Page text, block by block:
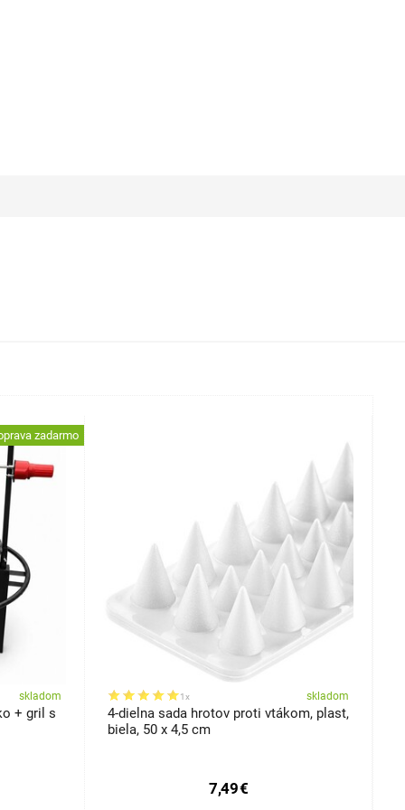
zadarmo
skladom
+ gril s
1x skladom
4-dielna sada hrotov proti vtákom, plast,
biela, 50 x 4,5 cm
7,49€